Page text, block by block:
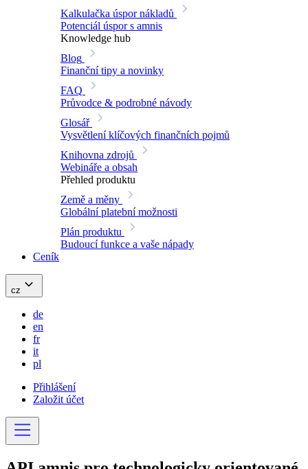
Kalkulačka úspor nákladů
Potenciál úspor s amnis
Knowledge hub
Blog
Finanční tipy a novinky
FAQ
Průvodce & podrobné návody
Glosář
Vysvětlení klíčových finančních pojmů
Knihovna zdrojů
Webináře a obsah
Přehled produktu
Země a měny
Globální platební možnosti
Plán produktu
Budoucí funkce a vaše nápady
Ceník
cz
de
en
fr
it
pl
Přihlášení
Založit účet